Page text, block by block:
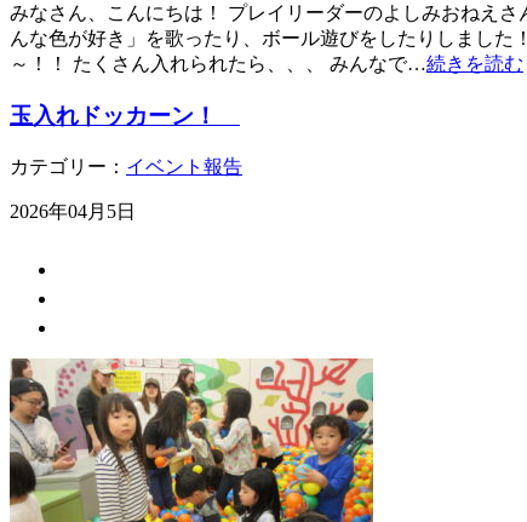
みなさん、こんにちは！ プレイリーダーのよしみおねえ
んな色が好き」を歌ったり、ボール遊びをしたりしまし
～！！ たくさん入れられたら、、、 みんなで…続きを読む
玉入れドッカーン！
カテゴリー： イベント報告
2026年04月5日